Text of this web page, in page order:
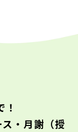
・月謝（授